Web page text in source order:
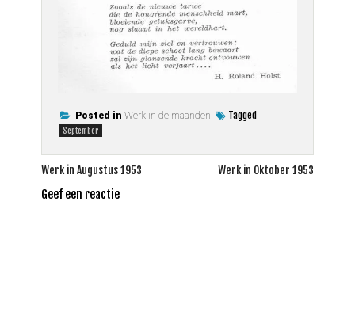
Posted in Werk in de maanden Tagged
September
Bericht
navigatie
Werk in Augustus 1953 Werk in Oktober 1953
Geef een reactie